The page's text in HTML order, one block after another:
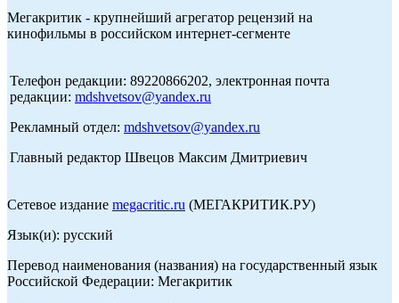
Мегакритик - крупнейший агрегатор рецензий на
кинофильмы в российском интернет-сегменте
Телефон редакции: 89220866202, электронная почта
редакции: mdshvetsov@yandex.ru
Рекламный отдел: mdshvetsov@yandex.ru
Главный редактор Швецов Максим Дмитриевич
Сетевое издание megacritic.ru (МЕГАКРИТИК.РУ)
Язык(и): русский
Перевод наименования (названия) на государственный язык
Российской Федерации: Мегакритик